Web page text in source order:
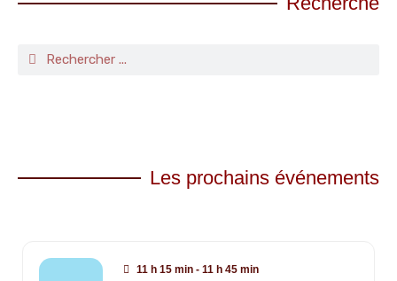
Les prochains événements
11 h 15 min - 11 h 45 min